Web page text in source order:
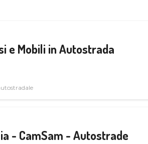
e Mobili in Autostrada
- CamSam - Autostrade